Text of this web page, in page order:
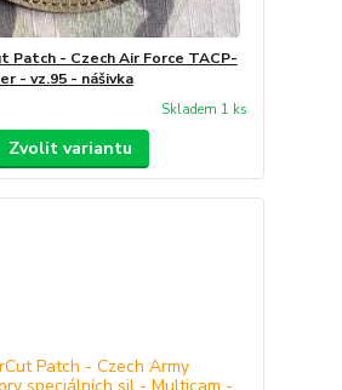
Patch - Czech Air Force TACP-
- vz.95 - nášivka
Skladem 1 ks
Zvolit variantu